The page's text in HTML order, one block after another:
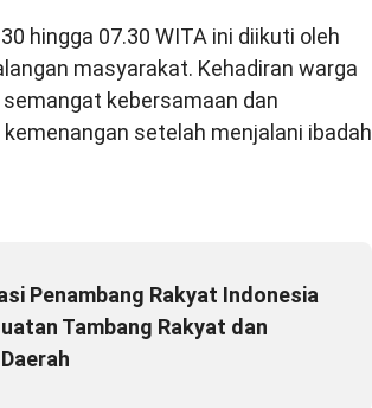
hingga 07.30 WITA ini diikuti oleh
masyarakat. Kehadiran warga
kebersamaan dan
setelah menjalani ibadah
Penambang Rakyat Indonesia
Tambang Rakyat dan